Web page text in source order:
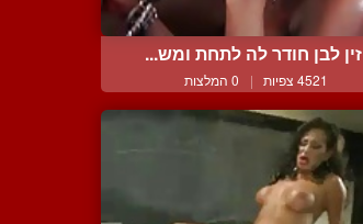
זין לבן חודר לה לתחת ומש...
4521 צפיות | 0 המלצות